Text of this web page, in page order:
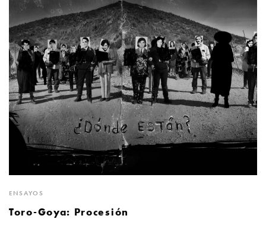
ENSAYOS
Toro-Goya: Procesión